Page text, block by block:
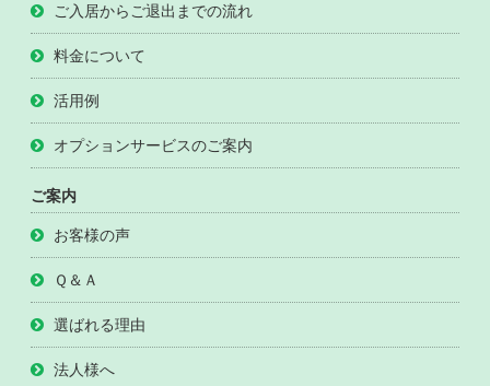
ご入居からご退出までの流れ
料金について
活用例
オプションサービスのご案内
ご案内
お客様の声
Ｑ＆Ａ
選ばれる理由
法人様へ